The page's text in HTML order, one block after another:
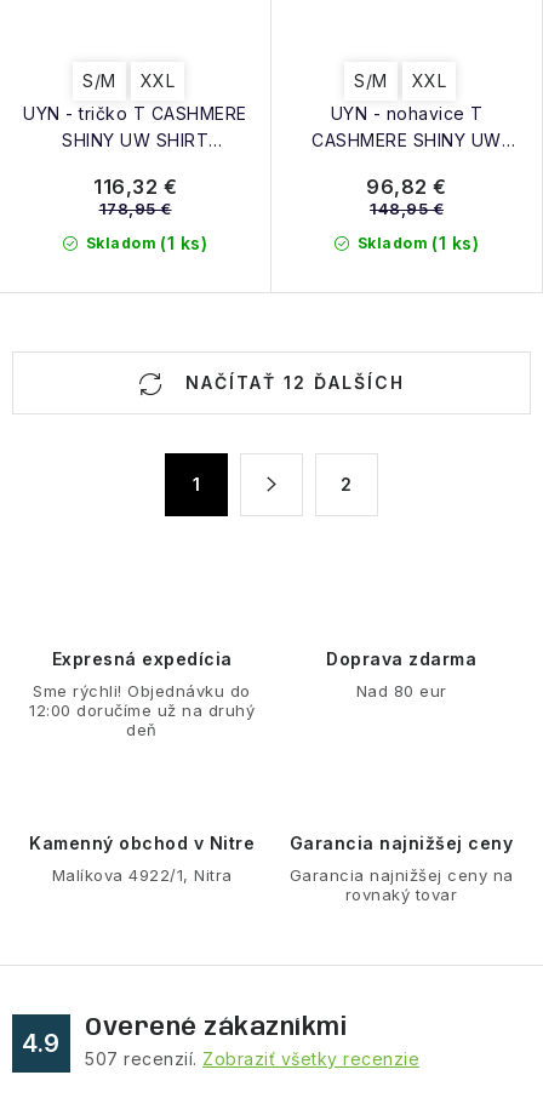
UYN - tričko T CASHMERE
SHINY UW SHIRT
S/M XXL
Skladom (1 ks)
116,32 €
178,95 €
UYN - nohavice T
CASHMERE SHINY UW
S/M XXL
Skladom (1 ks)
96,82 €
148,95 €
u
NAČÍTAŤ 12 ĎALŠÍCH
1 2
Expresná expedícia
Sme rýchli! Objednávku do
12:00 doručíme už na druhý
deň
Doprava zdarma
Nad 80 eur
Kamenný obchod v Nitre
Malíkova 4922/1, Nitra
Garancia najnižšej ceny
Garancia najnižšej ceny na
rovnaký tovar
4.9
Overené zákazníkmi
507 recenzií. Zobraziť všetky recenzie